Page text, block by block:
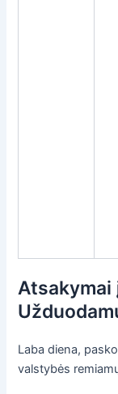
Atsakymai
Laba diena,
valstybės